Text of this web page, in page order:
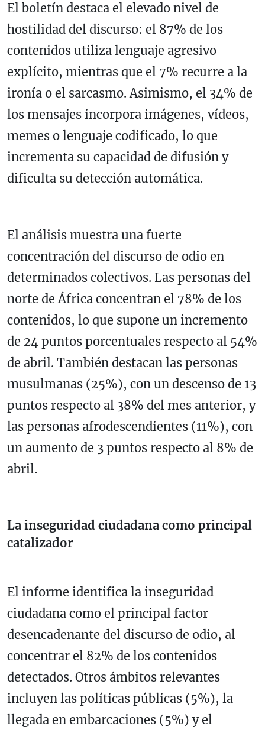
El boletín destaca el elevado nivel de
hostilidad del discurso: el 87% de los
contenidos utiliza lenguaje agresivo
explícito, mientras que el 7% recurre a la
ironía o el sarcasmo. Asimismo, el 34% de
los mensajes incorpora imágenes, vídeos,
memes o lenguaje codificado, lo que
incrementa su capacidad de difusión y
dificulta su detección automática.
El análisis muestra una fuerte
concentración del discurso de odio en
determinados colectivos. Las personas del
norte de África concentran el 78% de los
contenidos, lo que supone un incremento
de 24 puntos porcentuales respecto al 54%
de abril. También destacan las personas
musulmanas (25%), con un descenso de 13
puntos respecto al 38% del mes anterior, y
las personas afrodescendientes (11%), con
un aumento de 3 puntos respecto al 8% de
abril.
La inseguridad ciudadana como principal
catalizador
El informe identifica la inseguridad
ciudadana como el principal factor
desencadenante del discurso de odio, al
concentrar el 82% de los contenidos
detectados. Otros ámbitos relevantes
incluyen las políticas públicas (5%), la
llegada en embarcaciones (5%) y el